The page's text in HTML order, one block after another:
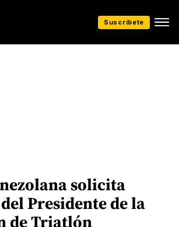
Suscríbete
solicita
Presidente de la
de Triatlón